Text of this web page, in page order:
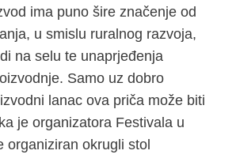
ima puno šire značenje od
u smislu ruralnog razvoja,
na selu te unaprjeđenja
Samo uz dobro
lanac ova priča može biti
je organizatora Festivala u
organiziran okrugli stol